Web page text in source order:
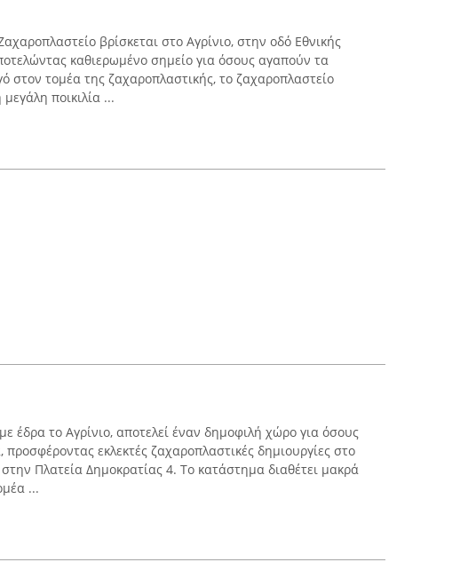
βρίσκεται στο Αγρίνιο, στην οδό Εθνικής
καθιερωμένο σημείο για όσους αγαπούν τα
στον τομέα της ζαχαροπλαστικής, το ζαχαροπλαστείο
μεγάλη ποικιλία ...
έδρα το Αγρίνιο, αποτελεί έναν δημοφιλή χώρο για όσους
εκλεκτές ζαχαροπλαστικές δημιουργίες στο
Πλατεία Δημοκρατίας 4. Το κατάστημα διαθέτει μακρά
...